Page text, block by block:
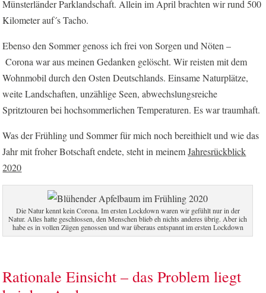
Münsterländer Parklandschaft. Allein im April brachten wir rund 500
Kilometer auf´s Tacho.
Ebenso den Sommer genoss ich frei von Sorgen und Nöten –
Corona war aus meinen Gedanken gelöscht. Wir reisten mit dem
Wohnmobil durch den Osten Deutschlands. Einsame Naturplätze,
weite Landschaften, unzählige Seen, abwechslungsreiche
Spritztouren bei hochsommerlichen Temperaturen. Es war traumhaft.
Was der Frühling und Sommer für mich noch bereithielt und wie das
Jahr mit froher Botschaft endete, steht in meinemJahresrückblick
2020
Die Natur kennt kein Corona. Im ersten Lockdown waren wir gefühlt nur in der
Natur. Alles hatte geschlossen, den Menschen blieb eh nichts anderes übrig. Aber ich
habe es in vollen Zügen genossen und war überaus entspannt im ersten Lockdown
Rationale Einsicht – das Problem liegt